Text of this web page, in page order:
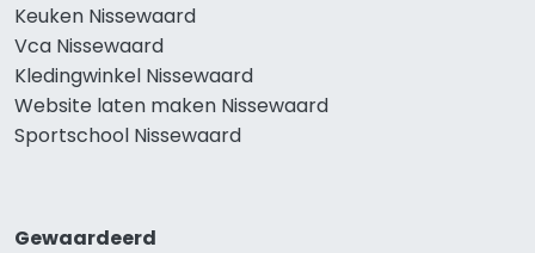
Keuken Nissewaard
Vca Nissewaard
Kledingwinkel Nissewaard
Website laten maken Nissewaard
Sportschool Nissewaard
Gewaardeerd